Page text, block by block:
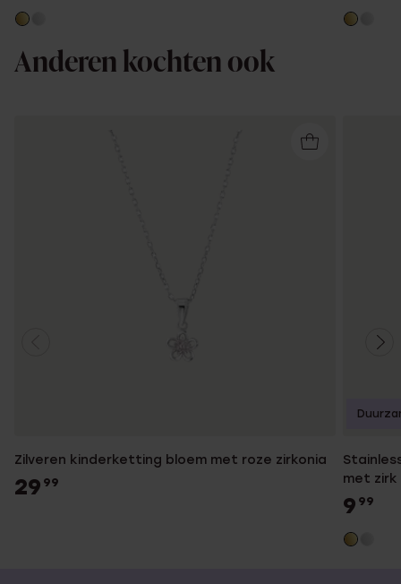
Anderen kochten ook
Zilveren kinderketting bloem met roze zirkonia
29 99
met zirk
9 99